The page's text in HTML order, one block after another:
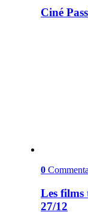
Ciné
0
Les films
27/12